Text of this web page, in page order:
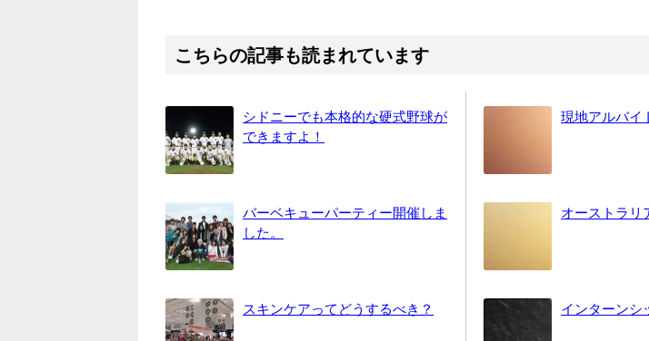
こちらの記事も読まれています
シドニーでも本格的な硬式野球が
できますよ！
バーベキューパーティー開催しま
した。
スキンケアってどうするべき？
現地アルバイ
オーストラリ
インターンシ